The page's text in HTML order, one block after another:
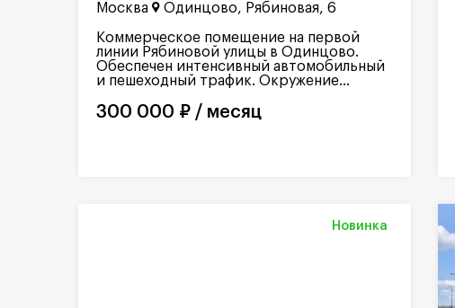
Москва Одинцово, Рябиновая, 6
Коммерческое помещение на первой
линии Рябиновой улицы в Одинцово.
Обеспечен интенсивный автомобильный
и пешеходный трафик. Окружение...
300 000 ₽ / месяц
Новинка